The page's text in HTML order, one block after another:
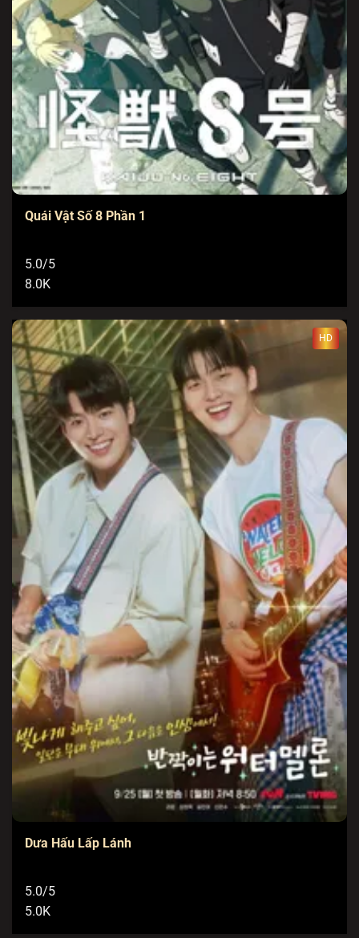
Quái Vật Số 8 Phần 1
5.0/5
8.0K
HD
Dưa Hấu Lấp Lánh
5.0/5
5.0K